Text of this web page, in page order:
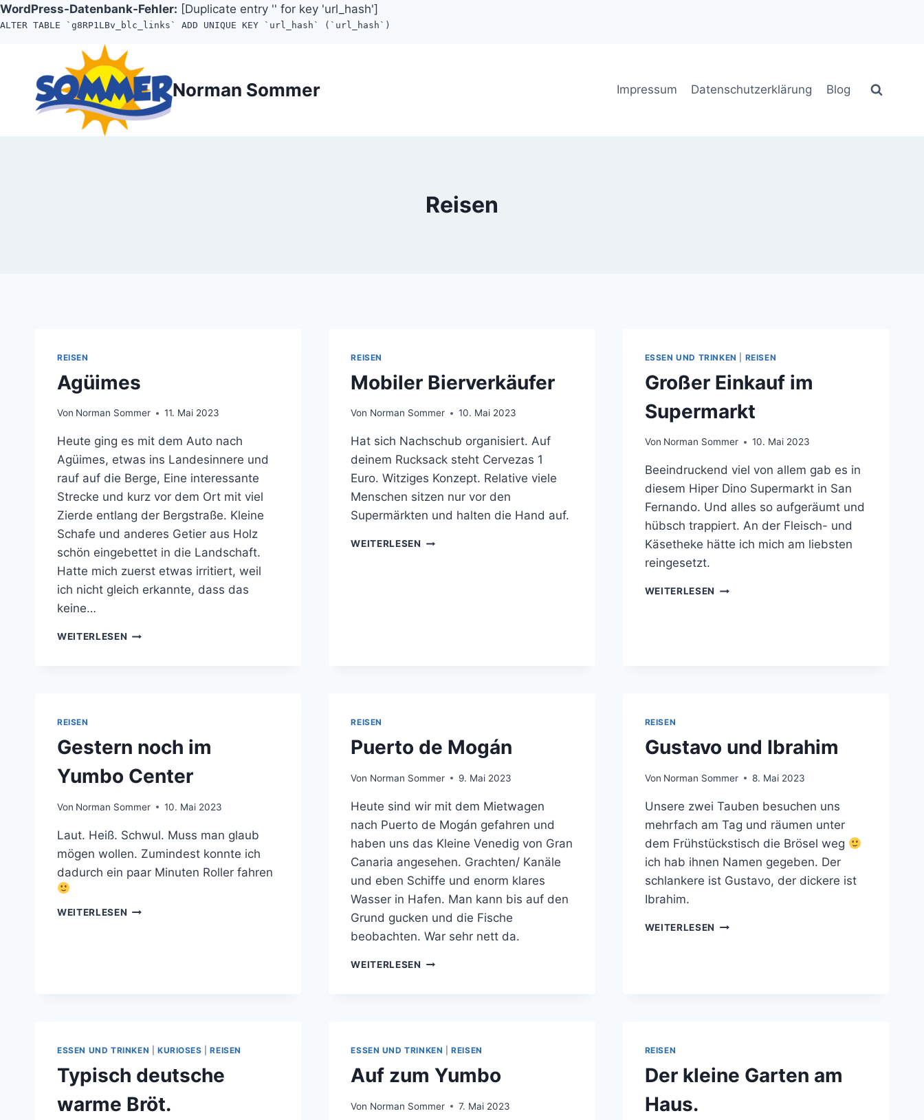
WordPress-Datenbank-Fehler: [Duplicate entry '' for key 'url_hash']
ALTER TABLE `g8RP1LBv_blc_links` ADD UNIQUE KEY `url_hash` (`url_hash`)
springen
Norman Sommer Impressum Datenschutzerklärung Blog
Reisen
REISEN
Agüimes
Von Norman Sommer 11. Mai 2023
Heute ging es mit dem Auto nach
Agüimes, etwas ins Landesinnere und
rauf auf die Berge, Eine interessante
Strecke und kurz vor dem Ort mit viel
Zierde entlang der Bergstraße. Kleine
Schafe und anderes Getier aus Holz
schön eingebettet in die Landschaft.
Hatte mich zuerst etwas irritiert, weil
ich nicht gleich erkannte, dass das
keine…
WEITERLESEN AGÜIMES
REISEN
Mobiler Bierverkäufer
Von Norman Sommer 10. Mai 2023
Hat sich Nachschub organisiert. Auf
deinem Rucksack steht Cervezas 1
Euro. Witziges Konzept. Relative viele
Menschen sitzen nur vor den
Supermärkten und halten die Hand auf.
WEITERLESEN MOBILER
ESSEN UND TRINKEN REISEN
Großer Einkauf im
Supermarkt
Von Norman Sommer 10. Mai 2023
Beeindruckend viel von allem gab es in
diesem Hiper Dino Supermarkt in San
Fernando. Und alles so aufgeräumt und
hübsch trappiert. An der Fleisch- und
Käsetheke hätte ich mich am liebsten
reingesetzt.
WEITERLESEN GROSSER E
REISEN
Gestern noch im
Yumbo Center
Von Norman Sommer 10. Mai 2023
Laut. Heiß. Schwul. Muss man glaub
mögen wollen. Zumindest konnte ich
dadurch ein paar Minuten Roller fahren
WEITERLESEN GESTERN
REISEN
Puerto de Mogán
Von Norman Sommer 9. Mai 2023
Heute sind wir mit dem Mietwagen
nach Puerto de Mogán gefahren und
haben uns das Kleine Venedig von Gran
Canaria angesehen. Grachten/ Kanäle
und eben Schiffe und enorm klares
Wasser in Hafen. Man kann bis auf den
Grund gucken und die Fische
beobachten. War sehr nett da.
WEITERLESEN PUERTO
REISEN
Gustavo und Ibrahim
Von Norman Sommer 8. Mai 2023
Unsere zwei Tauben besuchen uns
mehrfach am Tag und räumen unter
dem Frühstückstisch die Brösel weg
ich hab ihnen Namen gegeben. Der
schlankere ist Gustavo, der dickere ist
Ibrahim.
WEITERLESEN GUSTAVO
ESSEN UND TRINKEN KURIOSES |REISEN
Typisch deutsche
warme Bröt.
ESSEN UND TRINKEN |REISEN
Auf zum Yumbo
Von Norman Sommer 7. Mai 2023
REISEN
Der kleine Garten am
Haus.